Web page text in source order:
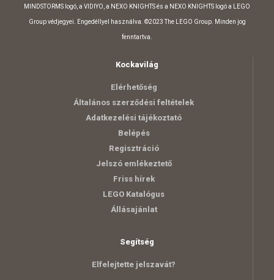
MINDSTORMS logó, a VIDIYO, a NEXO KNIGHTS és a NEXO KNIGHTS logó a LEGO
Group védjegyei. Engedéllyel használva. ©2023 The LEGO Group. Minden jog
fenntartva.
Kockavilág
Elérhetőség
Általános szerződési feltételek
Adatkezelési tájékoztató
Belépés
Regisztráció
Jelszó emlékeztető
Friss hírek
LEGO Katalógus
Állásajánlat
Segítség
Elfelejtette jelszavát?